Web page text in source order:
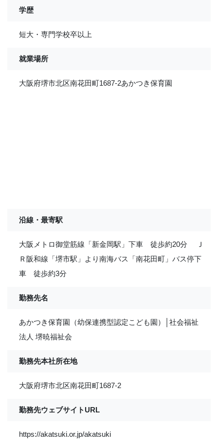
学歴
短大・専門学校卒以上
就業場所
大阪府堺市北区南花田町1687-2あかつき保育園
沿線・最寄駅
大阪メトロ御堂筋線「新金岡駅」下車 徒歩約20分 Ｊ
Ｒ阪和線「堺市駅」より南海バス「南花田町」バス停下
車 徒歩約3分
勤務先名
あかつき保育園（幼保連携型認定こども園）│社会福祉
法人 堺暁福祉会
勤務先本社所在地
大阪府堺市北区南花田町1687-2
勤務先ウェブサイトURL
https://akatsuki.or.jp/akatsuki